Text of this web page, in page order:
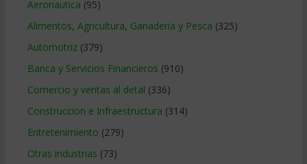
Aeronautica (95)
Alimentos, Agricultura, Ganaderia y Pesca (325)
Automotriz(379)
Banca y Servicios Financieros (910)
Comercio y ventas al detal (336)
Construccion e Infraestructura (314)
Entretenimiento (279)
Otras industrias (73)